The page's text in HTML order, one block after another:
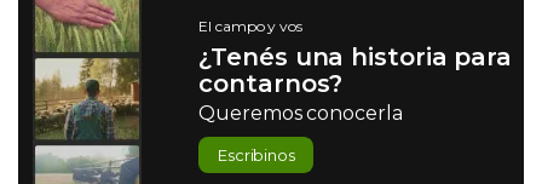
El campo y vos
¿Tenés una historia para
contarnos?
Queremos conocerla
Escribinos